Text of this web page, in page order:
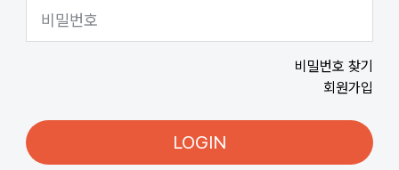
비밀번호 찾기
회원가입
LOGIN